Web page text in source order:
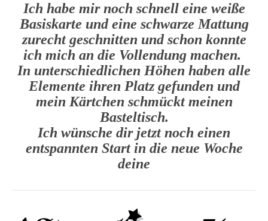
Ich habe mir noch schnell eine weiße
Basiskarte und eine schwarze Mattung
zurecht geschnitten und schon konnte
ich mich an die Vollendung machen.
In unterschiedlichen Höhen haben alle
Elemente ihren Platz gefunden und
mein Kärtchen schmückt meinen
Basteltisch.
Ich wünsche dir jetzt noch einen
entspannten Start in die neue Woche
deine